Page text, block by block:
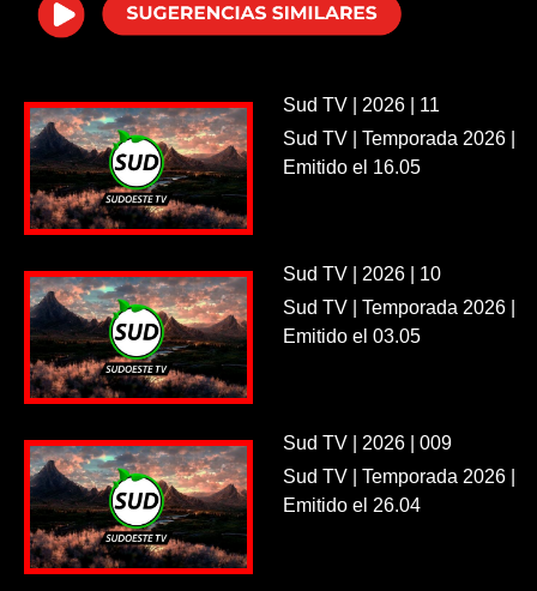
d
o
Sud TV | 2026 | 11
Sud TV | Temporada 2026 |
Emitido el 16.05
Sud TV | 2026 | 10
Sud TV | Temporada 2026 |
Emitido el 03.05
Sud TV | 2026 | 009
Sud TV | Temporada 2026 |
Emitido el 26.04